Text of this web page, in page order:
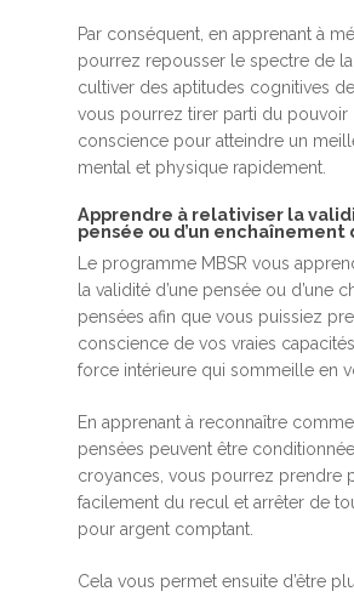
Par conséquent, en apprenant à
pourrez repousser le spectre de
cultiver des aptitudes cognitives
vous pourrez tirer parti du pouvoir
conscience pour atteindre un
mental et physique rapidement.
Apprendre à relativiser la
pensée ou d’un enchaînement
Le programme MBSR vous
la validité d’une pensée ou d’une
pensées afin que vous puissiez
conscience de vos vraies
force intérieure qui sommeille en
En apprenant à reconnaître
pensées peuvent être
croyances, vous pourrez prendre
facilement du recul et arrêter de
pour argent comptant.
Cela vous permet ensuite d’être